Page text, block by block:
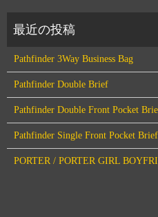
Pathfinder 3Way Business Bag
Pathfinder Double Brief
Pathfinder Double Front Pocket
Pathfinder Single Front Pocket Brief
PORTER / PORTER GIRL